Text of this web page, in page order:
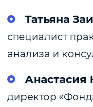
Татьяна
специалист
анализа и
Анастасия
директор